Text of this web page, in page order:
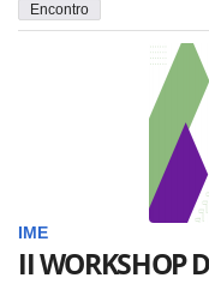
Encontro
IME
II WORKSHOP